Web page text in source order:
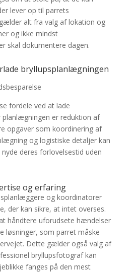
lever op til parrets
alt fra valg af lokation og
og ikke mindst
skal dokumentere dagen.
bryllupsplanlægningen
fordele ved at lade
er reduktion af
opgaver som koordinering af
og logistiske detaljer kan
deres forlovelsestid uden
og erfaring
og koordinatorer
der kan sikre, at intet overses.
håndtere uforudsete hændelser
løsninger, som parret måske
Dette gælder også valg af
bryllupsfotograf kan
fanges på den mest